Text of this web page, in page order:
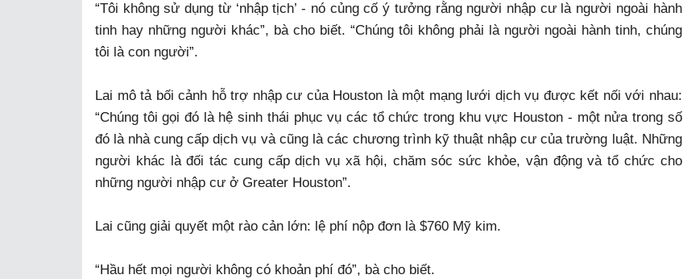
“Tôi không sử dụng từ ‘nhập tịch’ - nó củng cố ý tưởng rằng người nhập cư là người ngoài hành
tinh hay những người khác”, bà cho biết. “Chúng tôi không phải là người ngoài hành tinh, chúng
tôi là con người”.
Lai mô tả bối cảnh hỗ trợ nhập cư của Houston là một mạng lưới dịch vụ được kết nối với nhau:
“Chúng tôi gọi đó là hệ sinh thái phục vụ các tổ chức trong khu vực Houston - một nửa trong số
đó là nhà cung cấp dịch vụ và cũng là các chương trình kỹ thuật nhập cư của trường luật. Những
người khác là đối tác cung cấp dịch vụ xã hội, chăm sóc sức khỏe, vận động và tổ chức cho
những người nhập cư ở Greater Houston”.
Lai cũng giải quyết một rào cản lớn: lệ phí nộp đơn là $760 Mỹ kim.
“Hầu hết mọi người không có khoản phí đó”, bà cho biết.